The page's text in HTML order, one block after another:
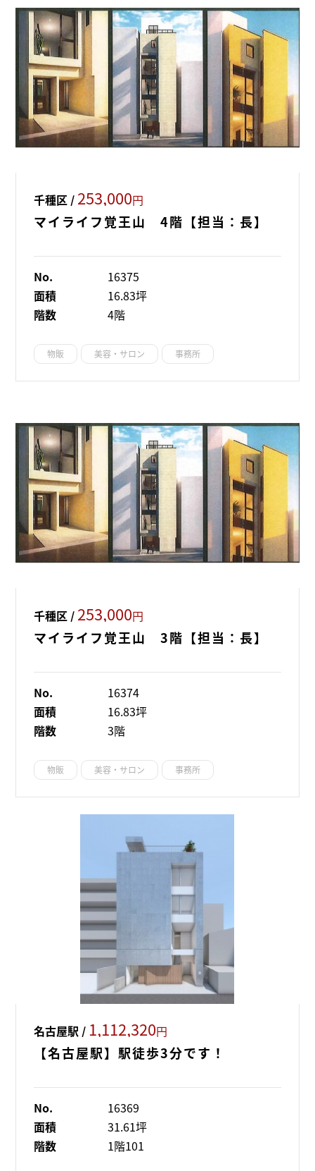
千種区 / 253,000円
マイライフ覚王山 4階【担当：長】
No.
16375
面積
16.83坪
階数
4階
物販 美容・サロン 事務所
千種区 / 253,000円
マイライフ覚王山 3階【担当：長】
No.
16374
面積
16.83坪
階数
3階
物販 美容・サロン 事務所
名古屋駅 / 1,112,320円
【名古屋駅】駅徒歩3分です！
No.
16369
面積
31.61坪
階数
1階101